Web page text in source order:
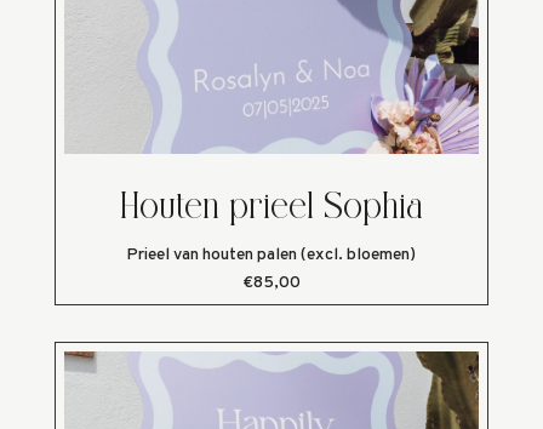
Houten prieel Sophia
Prieel van houten palen (excl. bloemen)
€85,00